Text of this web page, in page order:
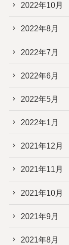
2022年10月
2022年8月
2022年7月
2022年6月
2022年5月
2022年1月
2021年12月
2021年11月
2021年10月
2021年9月
2021年8月